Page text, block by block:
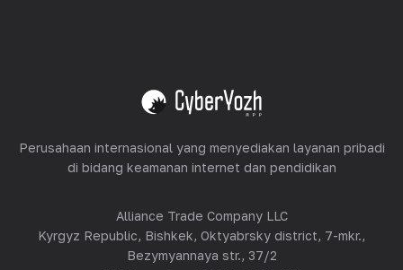
Lihat semua
Perusahaan internasional yang menyediakan layanan pribadi
di bidang keamanan internet dan pendidikan
Alliance Trade Company LLC
Kyrgyz Republic, Bishkek, Oktyabrsky district, 7-mkr.,
Bezymyannaya str., 37/2